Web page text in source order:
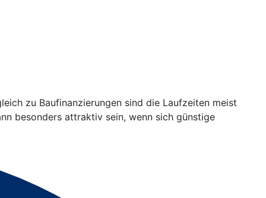
zu Baufinanzierungen sind die Laufzeiten meist
besonders attraktiv sein, wenn sich günstige